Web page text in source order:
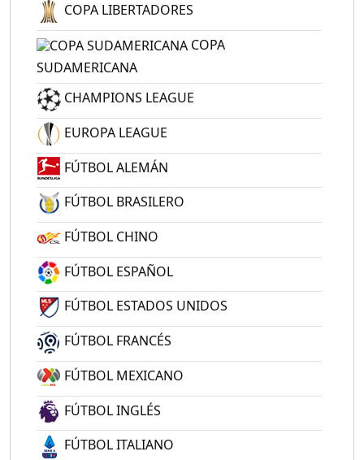
COPA LIBERTADORES
COPA
SUDAMERICANA
CHAMPIONS LEAGUE
EUROPA LEAGUE
FÚTBOL ALEMÁN
FÚTBOL BRASILERO
FÚTBOL CHINO
FÚTBOL ESPAÑOL
FÚTBOL ESTADOS UNIDOS
FÚTBOL FRANCÉS
FÚTBOL MEXICANO
FÚTBOL INGLÉS
FÚTBOL ITALIANO